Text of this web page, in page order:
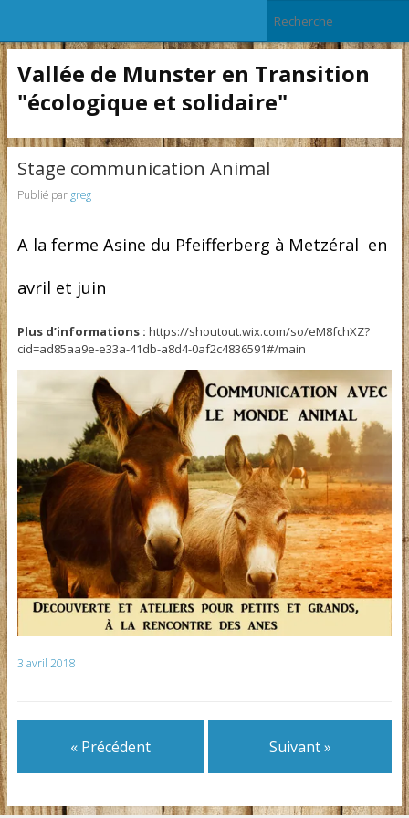
Vallée de Munster en Transition
"écologique et solidaire"
Stage communication Animal
Publié par greg
A la ferme Asine du Pfeifferberg à Metzéral en
avril et juin
Plus d’informations : https://shoutout.wix.com/so/eM8fchXZ?
cid=ad85aa9e-e33a-41db-a8d4-0af2c4836591#/main
3 avril 2018
« Précédent Suivant »